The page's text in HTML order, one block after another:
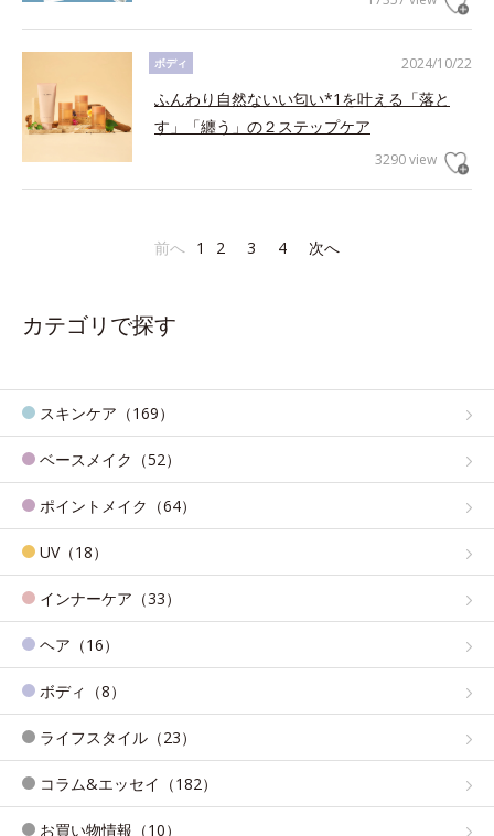
2024/10/22
ボディ
ふんわり自然ないい匂い*1を叶える「落と
す」「纏う」の２ステップケア
3290 view
前へ 1 2 3 4 次へ
カテゴリで探す
スキンケア（169）
ベースメイク（52）
ポイントメイク（64）
UV（18）
インナーケア（33）
ヘア（16）
ボディ（8）
ライフスタイル（23）
コラム&エッセイ（182）
お買い物情報（10）